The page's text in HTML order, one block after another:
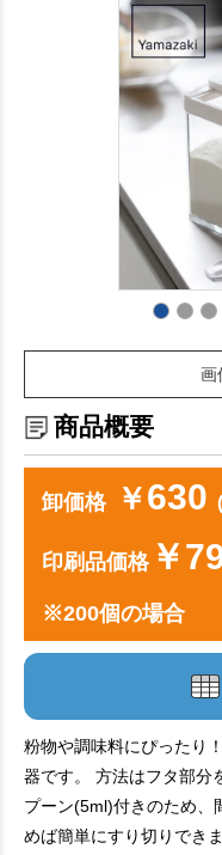
画
商品概要
卸価格 ￥630
印刷品価格￥
※200個の場合
粉物や調味料にぴったり
器です。 方法はフタ部分
プーン(5ml)付きのため、
めば簡単にすり切りでき